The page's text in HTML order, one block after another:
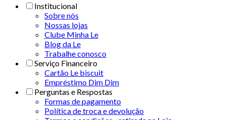
Institucional
Sobre nós
Nossas lojas
Clube Minha Le
Blog da Le
Trabalhe conosco
Serviço Financeiro
Cartão Le biscuit
Empréstimo Dim Dim
Perguntas e Respostas
Formas de pagamento
Política de troca e devolução